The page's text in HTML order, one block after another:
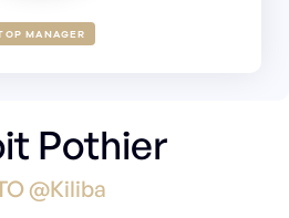
MANAGER
Pothier
@Kiliba